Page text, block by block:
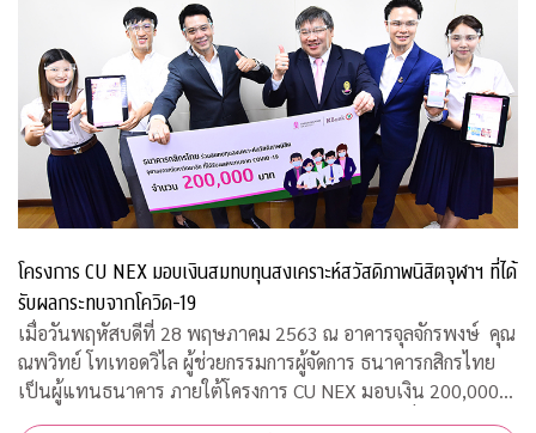
โครงการ CU NEX มอบเงินสมทบทุนสงเคราะห์สวัสดิภาพนิสิตจุฬาฯ ที่ได้
รับผลกระทบจากโควิด-19
เมื่อวันพฤหัสบดีที่ 28 พฤษภาคม 2563 ณ อาคารจุลจักรพงษ์ คุณ
ณพวิทย์ โทเทอดวิไล ผู้ช่วยกรรมการผู้จัดการ ธนาคารกสิกรไทย
เป็นผู้แทนธนาคาร ภายใต้โครงการ CU NEX มอบเงิน 200,000
บาท ร่วมสมทบทุนสงเคราะห์สวัสดิภาพนิสิตจุฬาฯ ที่ได้รับผลกระ